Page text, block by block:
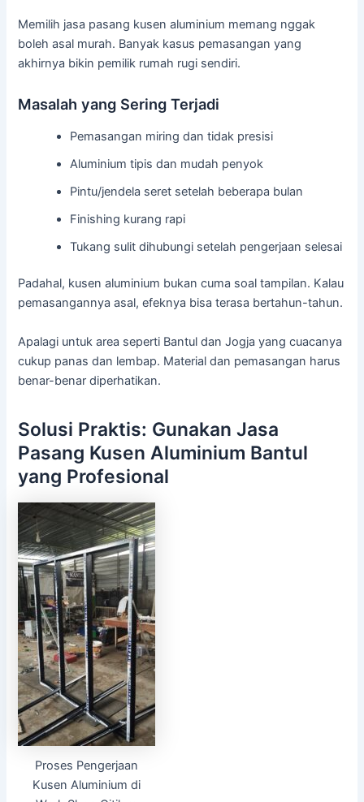
Memilih jasa pasang kusen aluminium memang nggak
boleh asal murah. Banyak kasus pemasangan yang
akhirnya bikin pemilik rumah rugi sendiri.
Masalah yang Sering Terjadi
Pemasangan miring dan tidak presisi
Aluminium tipis dan mudah penyok
Pintu/jendela seret setelah beberapa bulan
Finishing kurang rapi
Tukang sulit dihubungi setelah pengerjaan selesai
Padahal, kusen aluminium bukan cuma soal tampilan. Kalau
pemasangannya asal, efeknya bisa terasa bertahun-tahun.
Apalagi untuk area seperti Bantul dan Jogja yang cuacanya
cukup panas dan lembap. Material dan pemasangan harus
benar-benar diperhatikan.
Solusi Praktis: Gunakan Jasa
Pasang Kusen Aluminium Bantul
yang Profesional
Proses Pengerjaan
Kusen Aluminium di